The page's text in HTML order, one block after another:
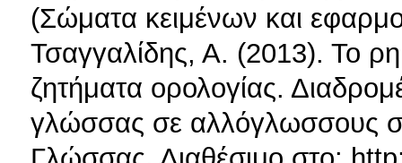
(Σώματα κειμένων και
Τσαγγαλίδης, Α. (2013). Το
ζητήματα ορολογίας.
γλώσσας σε αλλόγλωσσους